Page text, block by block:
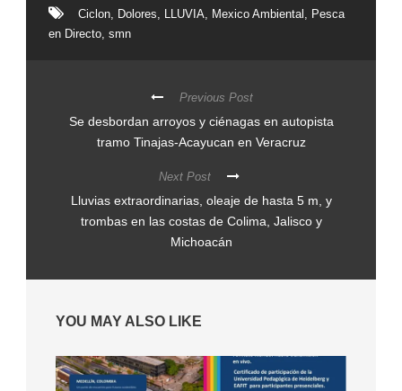
Ciclon Dolores LLUVIA Mexico Ambiental
Pesca
en Directo smn
Previous Post
Se desbordan arroyos y ciénagas en autopista
tramo Tinajas-Acayucan en Veracruz
Next Post
Lluvias extraordinarias, oleaje de hasta 5 m, y
trombas en las costas de Colima, Jalisco y
Michoacán
YOU MAY ALSO LIKE